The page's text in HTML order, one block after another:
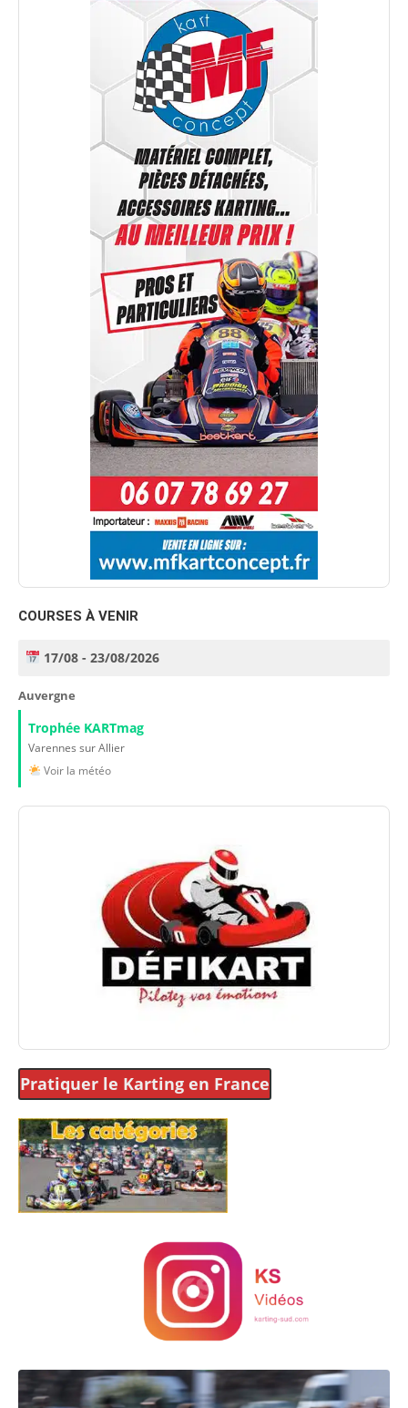
COURSES À VENIR
17/08 - 23/08/2026
Auvergne
Trophée KARTmag
Varennes sur Allier
Voir la météo
Pratiquer le Karting en France